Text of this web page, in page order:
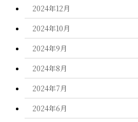
2024年12月
2024年10月
2024年9月
2024年8月
2024年7月
2024年6月